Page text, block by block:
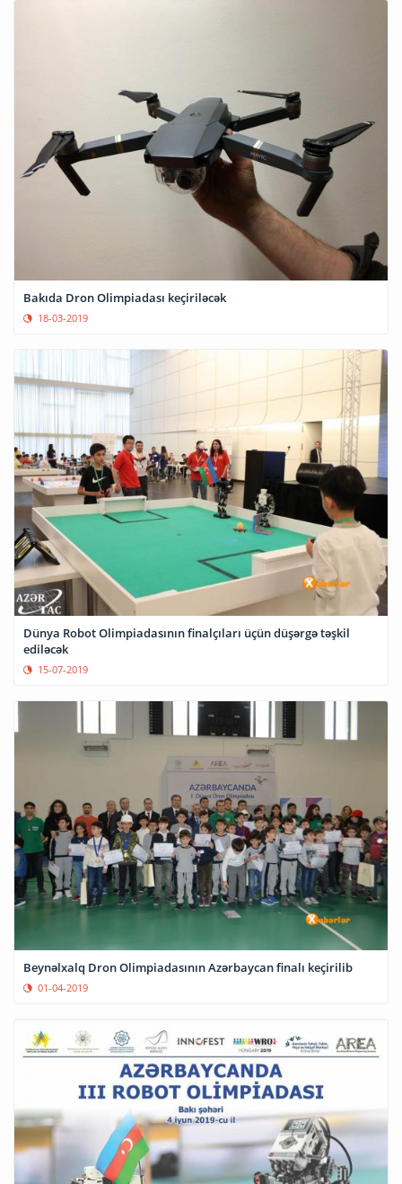
Bakıda Dron Olimpiadası keçiriləcək
18-03-2019
Dünya Robot Olimpiadasının finalçıları üçün düşərgə təşkil
ediləcək
15-07-2019
Beynəlxalq Dron Olimpiadasının Azərbaycan finalı keçirilib
01-04-2019